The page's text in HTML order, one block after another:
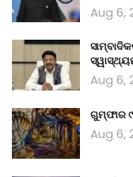
Aug 6,
Aug 6,
ଗୁମ୍ଫାର
Aug 6,